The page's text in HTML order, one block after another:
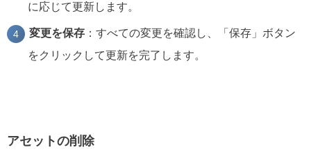
に応じて更新します。
変更を保存 ：すべての変更を確認し、「保存」ボタン
をクリックして更新を完了します。
アセットの削除